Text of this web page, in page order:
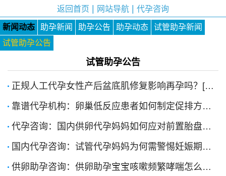
返回首页 网站导航 代孕咨询
新闻动态 助孕新闻 助孕公告 助孕动态
试管助孕新闻
试管助孕公告
试管助孕公告
正规人工代孕女性产后盆底肌修复影响再孕吗？[2026-1-16]
靠谱代孕机构：卵巢低反应患者如何制定促排方案？[2025-6-12]
代孕咨询：国内供卵代孕妈妈如何应对前置胎盘风险？[2025-4-21]
国内代孕咨询：试管代孕妈妈为何需警惕妊娠期肝内胆汁淤积症（ICP）？[2025-4-21]
供卵助孕咨询：供卵助孕宝宝咳嗽频繁哮喘怎么办？[2025-2-14]